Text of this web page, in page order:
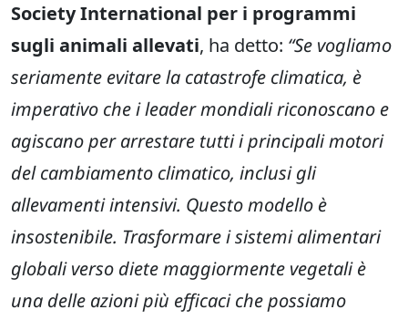
Society International per i programmi
sugli animali allevati, ha detto: “Se vogliamo
seriamente evitare la catastrofe climatica, è
imperativo che i leader mondiali riconoscano e
agiscano per arrestare tutti i principali motori
del cambiamento climatico, inclusi gli
allevamenti intensivi. Questo modello è
insostenibile. Trasformare i sistemi alimentari
globali verso diete maggiormente vegetali è
una delle azioni più efficaci che possiamo